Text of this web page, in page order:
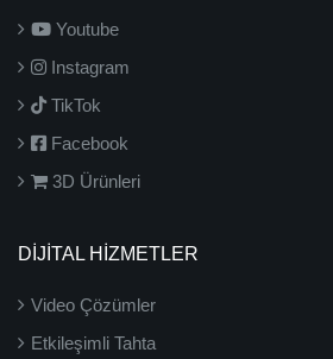
Youtube
Instagram
TikTok
Facebook
3D Ürünleri
DİJİTAL HİZMETLER
Video Çözümler
Etkileşimli Tahta